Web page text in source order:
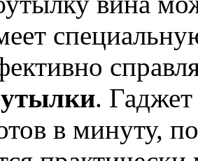
. Гаджет
в минуту,